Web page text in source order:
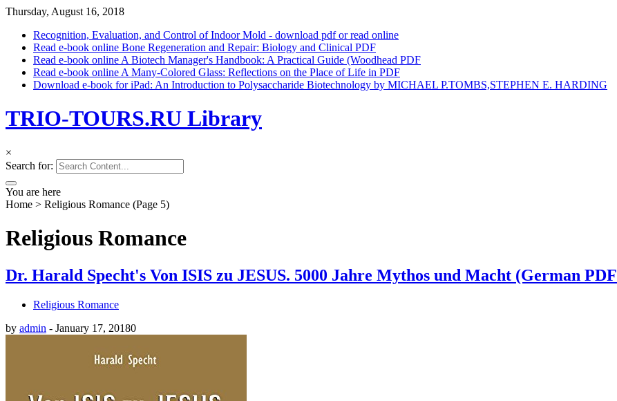
Thursday, August 16, 2018
Recognition, Evaluation, and Control of Indoor Mold - download pdf or read online
Read e-book online Bone Regeneration and Repair: Biology and Clinical PDF
Read e-book online A Biotech Manager's Handbook: A Practical Guide (Woodhead PDF
Read e-book online A Many-Colored Glass: Reflections on the Place of Life in PDF
Download e-book for iPad: An Introduction to Polysaccharide Biotechnology by MICHAEL P.TOMBS,STEPHEN E. HARDING
TRIO-TOURS.RU Library
×
Search for:
You are here
Home > Religious Romance (Page 5)
Religious Romance
Dr. Harald Specht's Von ISIS zu JESUS. 5000 Jahre Mythos und Macht (German PDF
Religious Romance
by admin - January 17, 20180